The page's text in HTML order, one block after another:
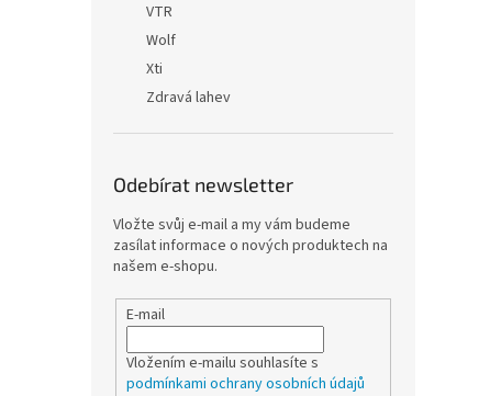
VTR
Wolf
Xti
Zdravá lahev
Odebírat newsletter
Vložte svůj e-mail a my vám budeme
zasílat informace o nových produktech na
našem e-shopu.
E-mail
Vložením e-mailu souhlasíte s
podmínkami ochrany osobních údajů